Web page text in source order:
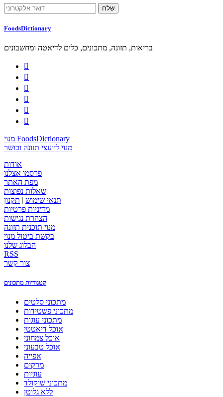
FoodsDictionary
בריאות, תזונה, מתכונים, כלים לדיאטה ומחשבונים






מנוי FoodsDictionary
מנוי ליועצי תזונה וכושר
אודות
פרסמו אצלנו
מפת האתר
שאלות נפוצות
תנאי שימוש | תקנון
מדיניות פרטיות
הצהרת נגישות
מנוי תוכנית תזונה
בקשת ביטול מנוי
הבלוג שלנו
RSS
צור קשר
קטגוריות מתכונים
מתכוני סלטים
מתכוני פשטידות
מתכוני עוגות
אוכל דיאטטי
אוכל צמחוני
אוכל טבעוני
אפייה
מרקים
עוגיות
מתכוני שוקולד
ללא גלוטן